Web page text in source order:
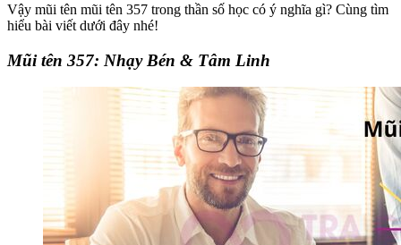
Vậy mũi tên mũi tên 357 trong thần số học có ý nghĩa gì? Cùng tìm
hiểu bài viết dưới đây nhé!
Mũi tên 357: Nhạy Bén & Tâm Linh